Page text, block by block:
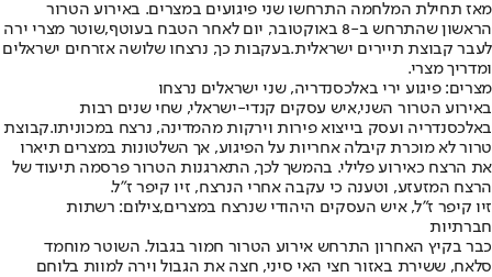
מאז תחילת המלחמה התרחשו שני פיגועים במצרים. באירוע הטרור
הראשון שהתרחש ב-8 באוקטובר, יום לאחר הטבח בעוטף,
שוטר מצרי ירה
לעבר קבוצת תיירים ישראלית.בעקבות כך, נרצחו שלושה אזרחים ישראלים
ומדריך מצרי.
מצרים: פיגוע ירי באלכסנדריה, שני ישראלים נרצחו
באירוע הטרור השני,איש עסקים קנדי-ישראלי, שחי שנים רבות
באלכסנדריה ועסק בייצוא פירות וירקות מהמדינה, נרצח במכוניתו.קבוצת
טרור לא מוכרת קיבלה אחריות על הפיגוע, אך השלטונות במצרים תיארו
את הרצח כאירוע פלילי. בהמשך לכך, התארגנות הטרור פרסמה תיעוד של
הרצח המזעזע, וטענה כי עקבה אחרי הנרצח, זיו קיפר ז"ל.
זיו קיפר ז"ל, איש העסקים היהודי שנרצח במצרים,צילום: רשתות
חברתיות
כבר בקיץ האחרון התרחש אירוע הטרור חמור בגבול. השוטר מוחמד
סלאח, ששירת באזור חצי האי סיני, חצה את הגבול וירה למוות בלוחם